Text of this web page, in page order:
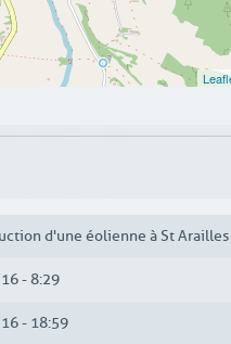
d'une éolienne à St Arailles
- 8:29
- 18:59